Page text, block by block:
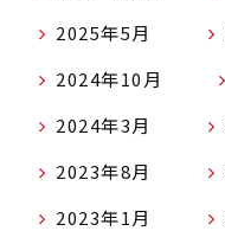
2025年5月
2024年10月
2024年3月
2023年8月
2023年1月